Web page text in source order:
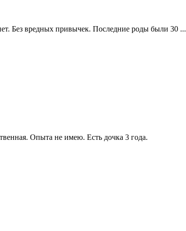
Без вредных привычек. Последние роды были 30 ...
Опыта не имею. Есть дочка 3 года.